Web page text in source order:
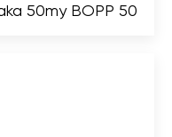
50my BOPP 50